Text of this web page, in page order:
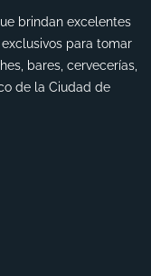
brindan excelentes
para tomar
bares, cervecerías,
de la Ciudad de